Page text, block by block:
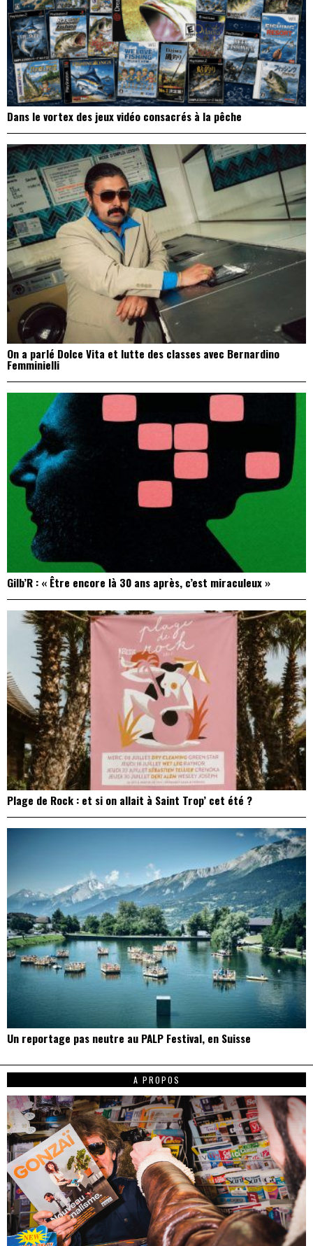
Dans le vortex des jeux vidéo consacrés à la pêche
On a parlé Dolce Vita et lutte des classes avec Bernardino
Femminielli
Gilb’R : « Être encore là 30 ans après, c’est miraculeux »
Plage de Rock : et si on allait à Saint Trop’ cet été ?
Un reportage pas neutre au PALP Festival, en Suisse
A PROPOS